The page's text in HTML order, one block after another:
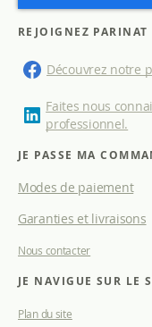
i
p
o
r
l
t
t
e
REJOIGNEZ PARINAT
Découvrez notre
Faites nous
professionnel.
JE PASSE MA
Modes de paiement
Garanties et livraisons
Nous contacter
JE NAVIGUE SUR LE
Plan du site